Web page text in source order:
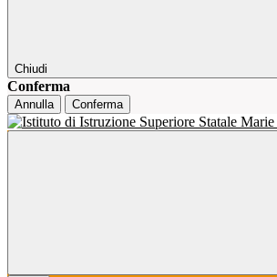
Chiudi
Conferma
Annulla Conferma